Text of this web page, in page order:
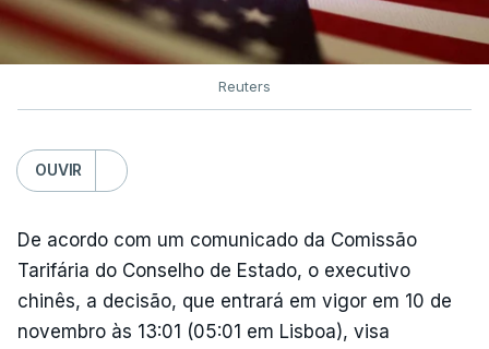
Reuters
OUVIR
De acordo com um comunicado da Comissão
Tarifária do Conselho de Estado, o executivo
chinês, a decisão, que entrará em vigor em 10 de
novembro às 13:01 (05:01 em Lisboa), visa